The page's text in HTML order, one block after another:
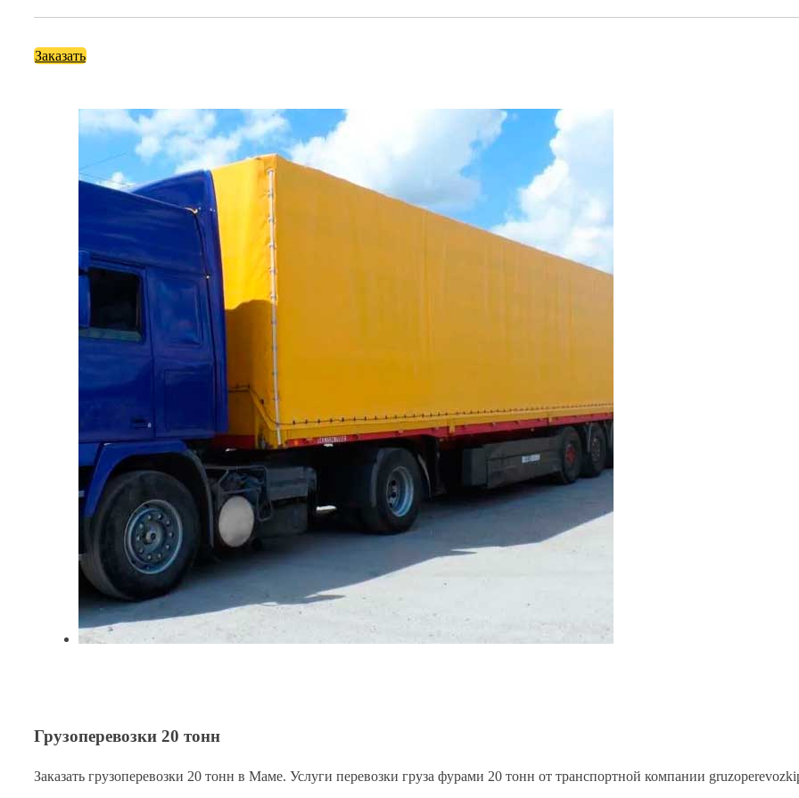
Заказать
Грузоперевозки 20 тонн
Заказать грузоперевозки 20 тонн в Маме. Услуги перевозки груза фурами 20 тонн от транспортной компании